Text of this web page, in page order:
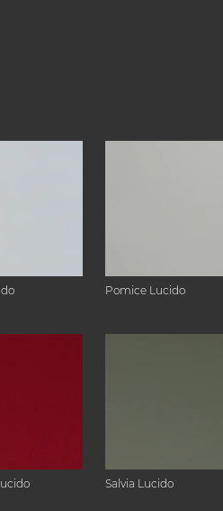
Pomice Lucido
Salvia Lucido